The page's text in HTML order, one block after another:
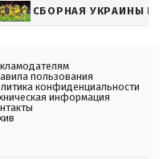
СБОРНАЯ УКРАИНЫ
пользования
конфиденциальности
информация